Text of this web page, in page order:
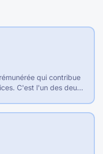
qui contribue
C'est l'un des deux